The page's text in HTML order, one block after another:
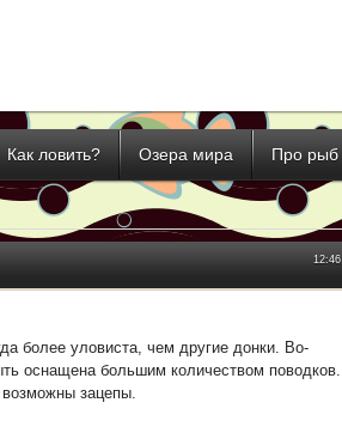
Как ловить? Озера мира Про рыб
12:46
более уловиста, чем другие донки. Во-
оснащена большим количеством поводков.
зацепы.